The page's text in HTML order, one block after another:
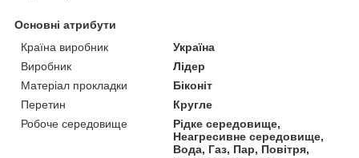
Основні атрибути
Країна виробник
Україна
Виробник
Лідер
Матеріал прокладки
Біконіт
Перетин
Кругле
Робоче середовище
Рідке середовище,
Неагресивне середовище,
Вода, Газ, Пар, Повітря,